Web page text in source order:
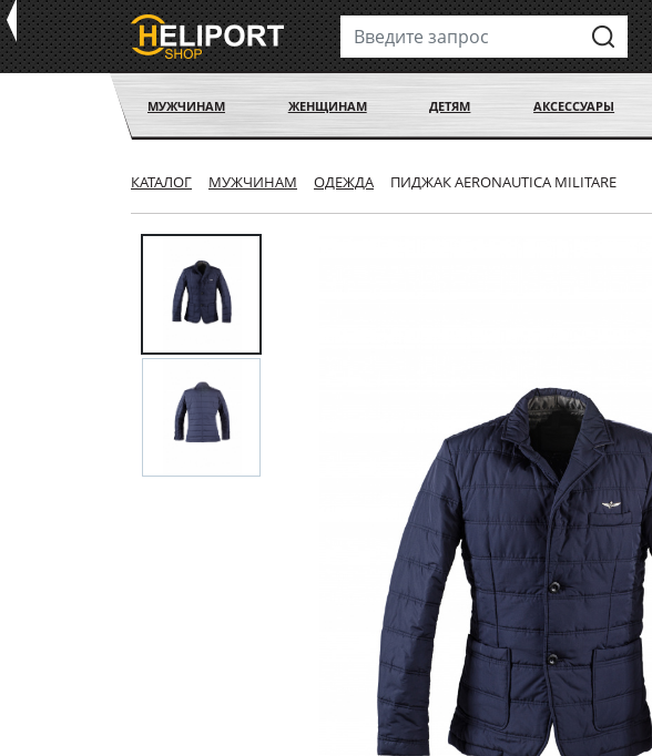
МУЖЧИНАМ ЖЕНЩИНАМ ДЕТЯМ АКСЕССУАРЫ
КАТАЛОГ МУЖЧИНАМ ОДЕЖДА ПИДЖАК AERONAUTICA MILITARE